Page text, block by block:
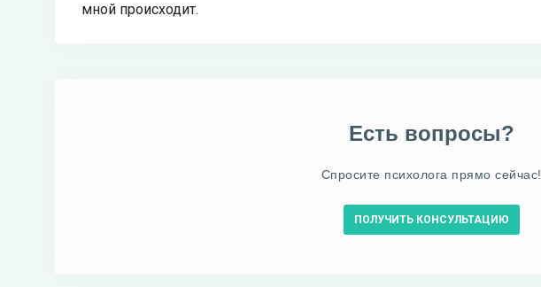
мной происходит.
Есть вопросы?
Спросите психолога прямо сейчас!
ПОЛУЧИТЬ КОНСУЛЬТАЦИЮ